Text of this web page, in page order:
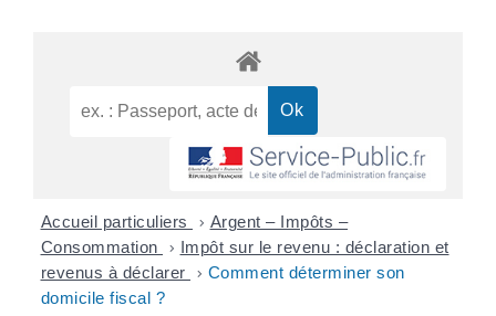
Accueil particuliers > Argent – Impôts –
Consommation
> Impôt sur le revenu : déclaration et
revenus à déclarer
> Comment déterminer son
domicile fiscal ?